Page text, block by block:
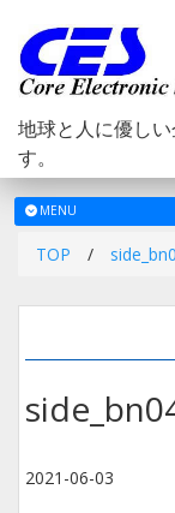
地球と人に優し
す。
メ
ニ
MENU
TOP /
2021-06-03